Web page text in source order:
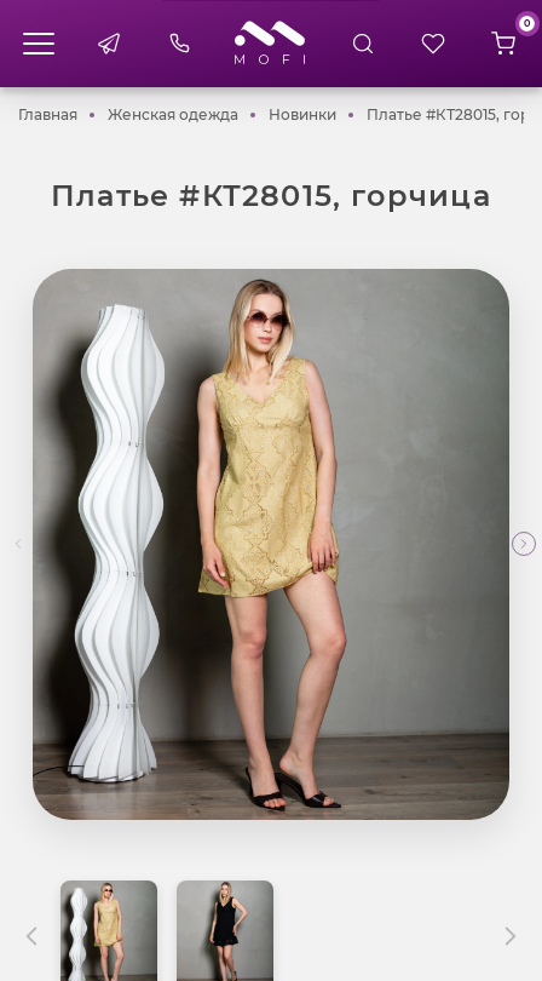
0
ГлавнаяГлавнаяЖенская одежда Женская одежда
НовинкиНовинкиПлатье #КТ28015,
Платье #КТ28015, горчица